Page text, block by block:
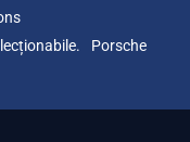
Porsche